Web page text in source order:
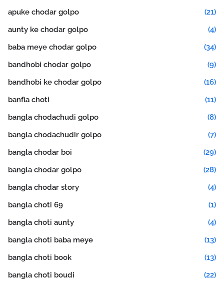
apuke chodar golpo
(21)
aunty ke chodar golpo
(4)
baba meye chodar golpo
(34)
bandhobi chodar golpo
(9)
bandhobi ke chodar golpo
(16)
banfla choti
(11)
bangla chodachudi golpo
(8)
bangla chodachudir golpo
(7)
bangla chodar boi
(29)
bangla chodar golpo
(28)
bangla chodar story
(4)
bangla choti 69
(1)
bangla choti aunty
(4)
bangla choti baba meye
(13)
bangla choti book
(13)
bangla choti boudi
(22)